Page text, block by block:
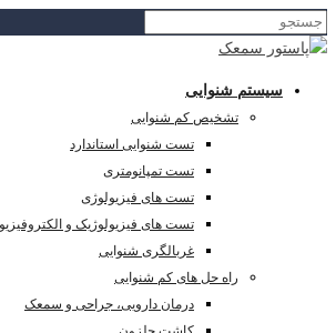
سیستم شنوایی
تشخیص کم شنوایی
تست شنوایی استاندارد
تست تمپانومتری
تست های فیزیولوژی
تست های فیزیولوژیک و
غربالگری شنوایی
راه حل های کم شنوایی
درمان دارویی، جراحی و سمعک